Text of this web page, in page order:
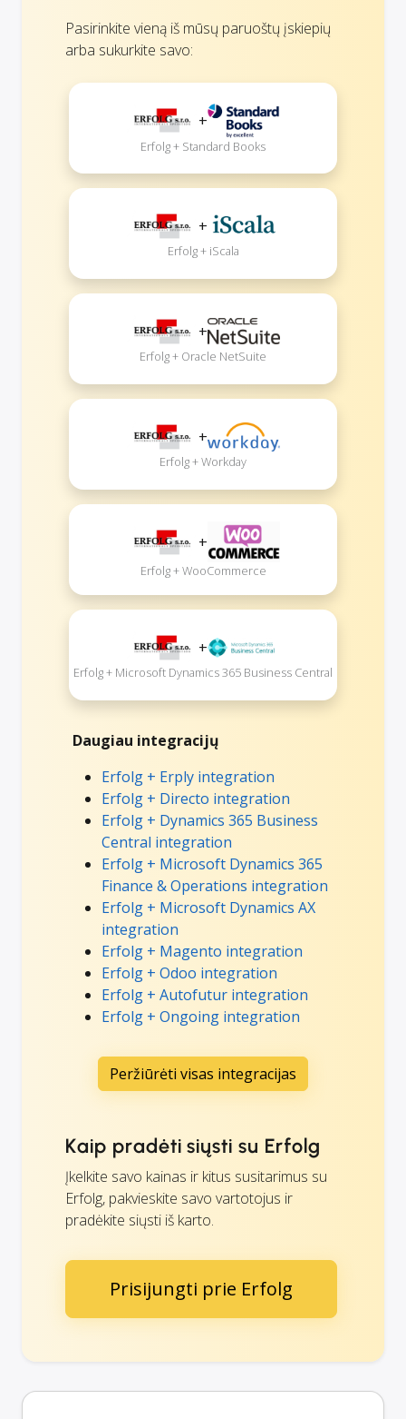
Pasirinkite vieną iš mūsų paruoštų įskiepių
arba sukurkite savo:
+
Erfolg + Standard Books
+
Erfolg + iScala
+
Erfolg + Oracle NetSuite
+
Erfolg + Workday
+
Erfolg + WooCommerce
+
Erfolg + Microsoft Dynamics 365 Business Central
Daugiau integracijų
Erfolg + Erply integration
Erfolg + Directo integration
Erfolg + Dynamics 365 Business
Central integration
Erfolg + Microsoft Dynamics 365
Finance & Operations integration
Erfolg + Microsoft Dynamics AX
integration
Erfolg + Magento integration
Erfolg + Odoo integration
Erfolg + Autofutur integration
Erfolg + Ongoing integration
Peržiūrėti visas integracijas
Kaip pradėti siųsti su Erfolg
Įkelkite savo kainas ir kitus susitarimus su
Erfolg, pakvieskite savo vartotojus ir
pradėkite siųsti iš karto.
Prisijungti prie Erfolg